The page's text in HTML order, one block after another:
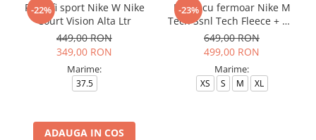
-22%
Pantofi sport Nike W Nike
Court Vision Alta Ltr
449,00 RON
349,00 RON
Marime:
37.5
ADAUGA IN COS
-23%
Bluza cu fermoar Nike M
Tech Ssnl Tech Fleece + Wr
Fz
649,00 RON
499,00 RON
Marime:
XS S M XL